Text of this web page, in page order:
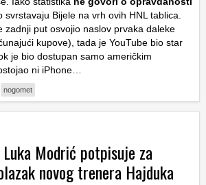
svrstavaju Bijele na vrh ovih HNL tablica.
zadnji put osvojio naslov prvaka daleke
kupove), tada je YouTube bio star
je bio dostupan samo američkim
ni iPhone…
nogomet
Modrić potpisuje za
novog trenera Hajduka